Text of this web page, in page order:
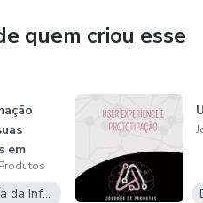
não possuem
Todos os direitos
Matos.
quem criou esse
em
Tecnologia da Informação